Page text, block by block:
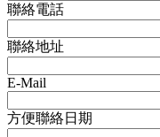
聯絡電話
聯絡地址
E-Mail
方便聯絡日期